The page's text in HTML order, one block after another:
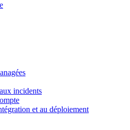
incidents
et au déploiement